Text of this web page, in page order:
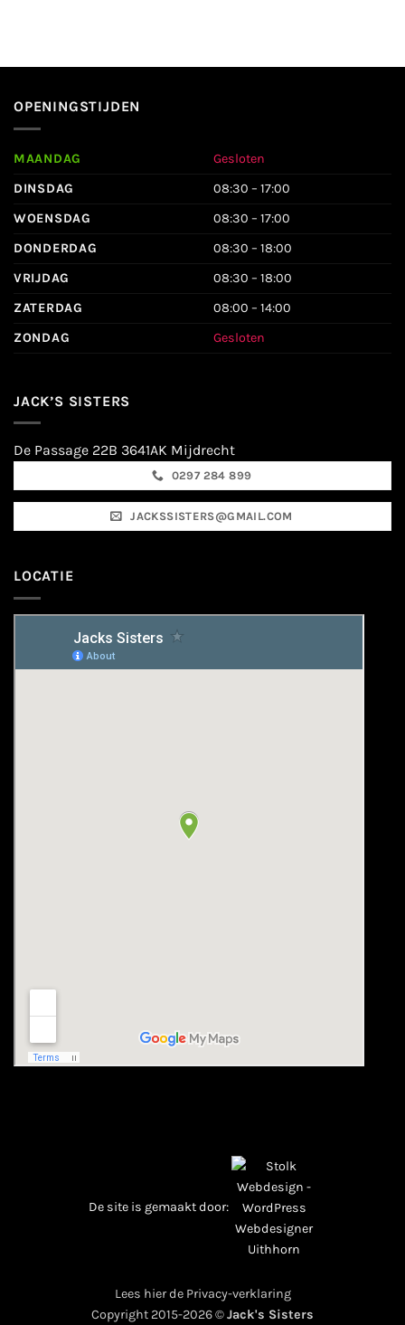
OPENINGSTIJDEN
MAANDAG
Gesloten
DINSDAG
08:30 – 17:00
WOENSDAG
08:30 – 17:00
DONDERDAG
08:30 – 18:00
VRIJDAG
08:30 – 18:00
ZATERDAG
08:00 – 14:00
ZONDAG
Gesloten
JACK’S SISTERS
De Passage 22B 3641AK Mijdrecht
0297 284 899
JACKSSISTERS@GMAIL.COM
LOCATIE
De site is gemaakt door:
Lees hier de Privacy-verklaring
Copyright 2015-2026 ©Jack's Sisters